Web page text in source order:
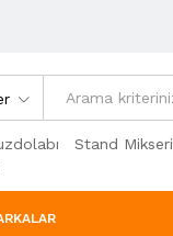
Stand Mikseri